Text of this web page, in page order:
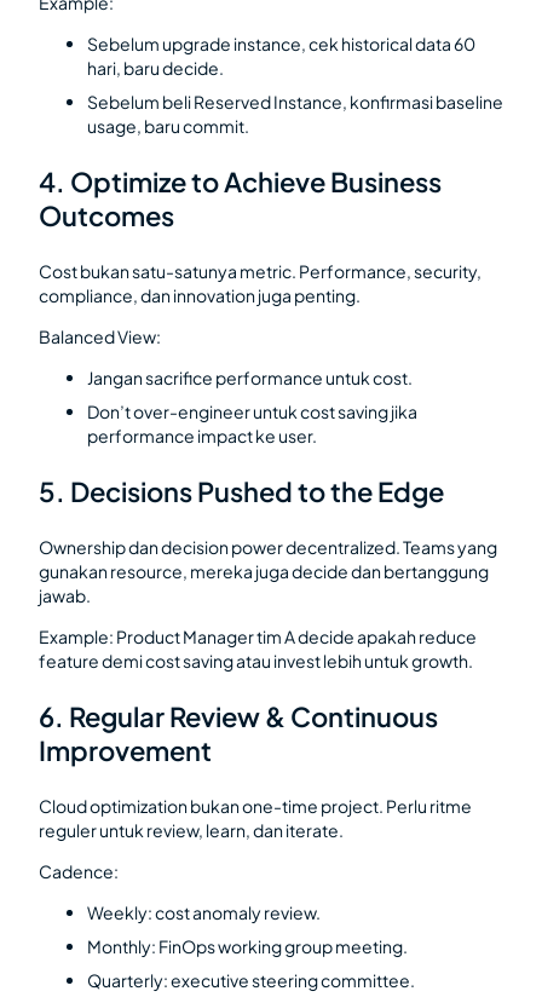
Sebelum upgrade instance, cek historical data 60
hari, baru decide.
Sebelum beli Reserved Instance, konfirmasi baseline
usage, baru commit.
4. Optimize to Achieve Business
Outcomes
Cost bukan satu-satunya metric. Performance, security,
compliance, dan innovation juga penting.
Balanced View:
Jangan sacrifice performance untuk cost.
Don’t over-engineer untuk cost saving jika
performance impact ke user.
5. Decisions Pushed to the Edge
Ownership dan decision power decentralized. Teams yang
gunakan resource, mereka juga decide dan bertanggung
jawab.
Example: Product Manager tim A decide apakah reduce
feature demi cost saving atau invest lebih untuk growth.
6. Regular Review & Continuous
Improvement
Cloud optimization bukan one-time project. Perlu ritme
reguler untuk review, learn, dan iterate.
Cadence:
Weekly: cost anomaly review.
Monthly: FinOps working group meeting.
Quarterly: executive steering committee.